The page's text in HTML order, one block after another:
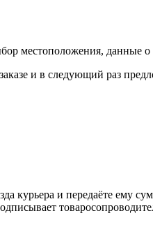
местоположения, данные
и в следующий раз
и передаёте ему